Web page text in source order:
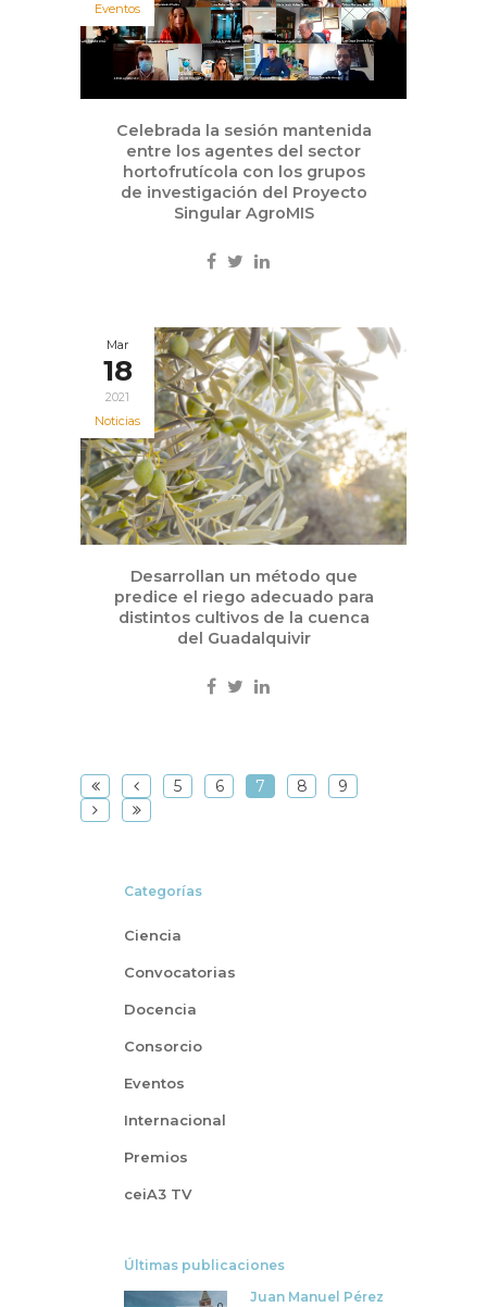
Eventos
Celebrada la sesión mantenida
entre los agentes del sector
hortofrutícola con los grupos
de investigación del Proyecto
Singular AgroMIS
Mar
18
2021
Noticias
Desarrollan un método que
predice el riego adecuado para
distintos cultivos de la cuenca
del Guadalquivir
5 6 7 8 9
Categorías
Ciencia
Convocatorias
Docencia
Consorcio
Eventos
Internacional
Premios
ceiA3 TV
Últimas publicaciones
Juan Manuel Pérez